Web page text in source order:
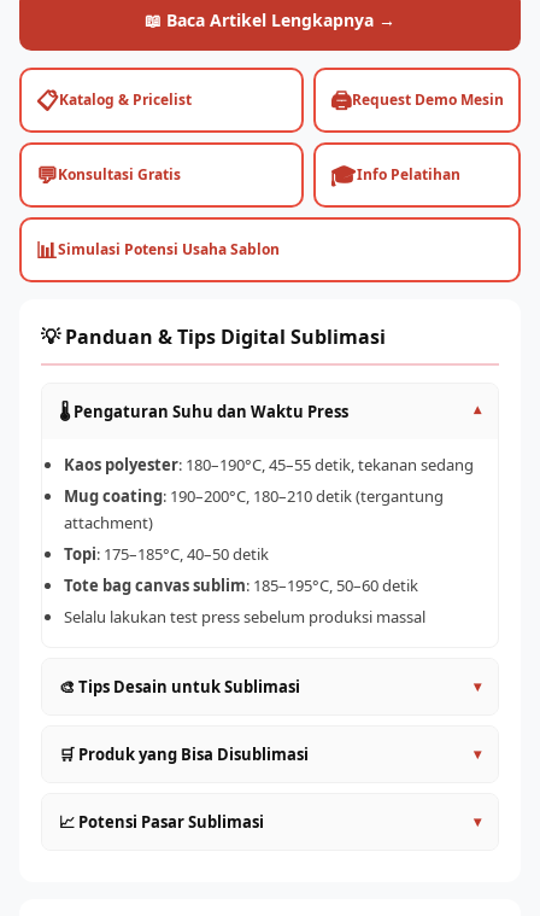
📖 Baca Artikel Lengkapnya →
📋Katalog & Pricelist 🖨️Request Demo Mesin
💬Konsultasi Gratis 🎓Info Pelatihan
📊Simulasi Potensi Usaha Sablon
💡 Panduan & Tips Digital Sublimasi
🌡️ Pengaturan Suhu dan Waktu Press ▾
Kaos polyester: 180–190°C, 45–55 detik, tekanan sedang
Mug coating: 190–200°C, 180–210 detik (tergantung
attachment)
Topi: 175–185°C, 40–50 detik
Tote bag canvas sublim: 185–195°C, 50–60 detik
Selalu lakukan test press sebelum produksi massal
🎨 Tips Desain untuk Sublimasi ▾
yang lebih akurat
menghindari pinggiran putih
🛒 Produk yang Bisa Disublimasi ▾
tim)
📈 Potensi Pasar Sublimasi ▾